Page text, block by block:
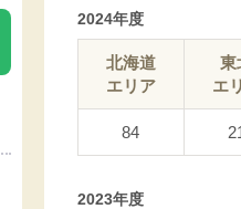
2024年度
北海道
エリア
東
エ
84
2023年度